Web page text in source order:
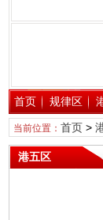
首页 规律区
当前位置： 首页>
港五区